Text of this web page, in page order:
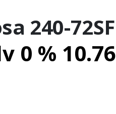
240-72SF
0 % 10.76